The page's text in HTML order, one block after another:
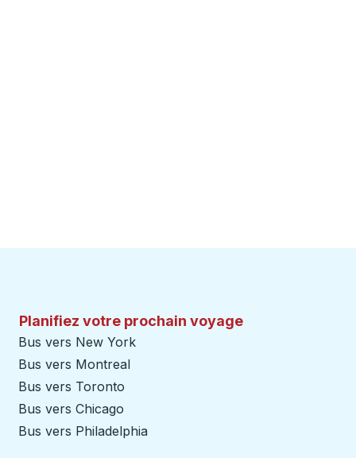
Planifiez votre prochain voyage
Bus vers New York
Bus vers Montreal
Bus vers Toronto
Bus vers Chicago
Bus vers Philadelphia